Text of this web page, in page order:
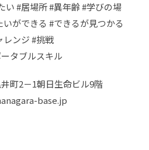
い #居場所 #異年齢 #学びの場
ができる #できるが見つかる
レンジ #挑戦
タブルスキル
町2－1朝日生命ビル9階
base.jp